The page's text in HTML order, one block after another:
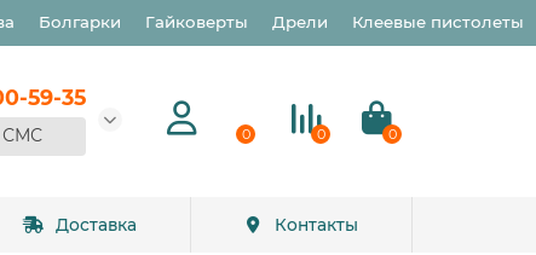
Болгарки Гайковерты Дрели Клеевые пистолеты
59-35
СМС 0 0 0
Доставка Контакты